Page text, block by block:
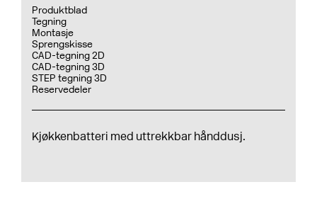
Produktblad
Tegning
Montasje
Sprengskisse
CAD-tegning 2D
CAD-tegning 3D
STEP tegning 3D
Reservedeler
Kjøkkenbatteri med uttrekkbar hånddusj.